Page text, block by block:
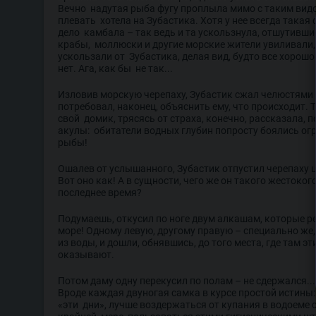
Вечно надутая рыба фугу проплыла мимо с таким
плевать хотела на Зубастика. Хотя у нее всегда такая
дело камбала – так ведь и та ускользнула,
крабы, моллюски и другие морские жители увиливали,
ускользали от Зубастика, делая вид, будто все
нет. Ага, как бы не так...
Изловив морскую черепаху, Зубастик сжал челюстями
потребовал, наконец, объяснить ему, что происходит.
свой домик, трясясь от страха, конечно, рассказала,
акулы: обитатели водных глубин попросту боялись
рыбы!
Ошалев от услышанного, Зубастик отпустил черепаху
Вот оно как! А в сущности, чего же он такого жестокого
последнее время?
Подумаешь, откусил по ноге двум алкашам, которые
море! Одному левую, другому правую – специально
из воды, и дошли, обнявшись, до того места, где там
оказывают.
Потом даму одну перекусил по полам – не
Вроде каждая двуногая самка в курсе простой
«эти дни», лучше воздержаться от купания в водоеме